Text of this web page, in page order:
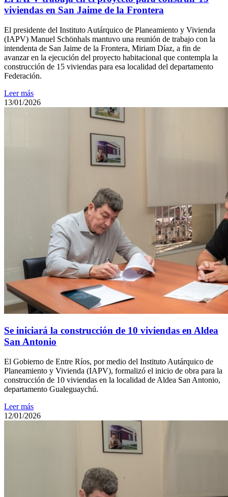
viviendas en San Jaime de la Frontera
El presidente del Instituto Autárquico de Planeamiento y Vivienda
(IAPV) Manuel Schönhals mantuvo una reunión de trabajo con la
intendenta de San Jaime de la Frontera, Miriam Díaz, a fin de
avanzar en la ejecución del proyecto habitacional que contempla la
construcción de 15 viviendas para esa localidad del departamento
Federación.
Leer más
13/01/2026
Se iniciará la construcción de 10 viviendas en Aldea
San Antonio
El Gobierno de Entre Ríos, por medio del Instituto Autárquico de
Planeamiento y Vivienda (IAPV), formalizó el inicio de obra para la
construcción de 10 viviendas en la localidad de Aldea San Antonio,
departamento Gualeguaychú.
Leer más
12/01/2026